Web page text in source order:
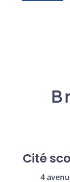
Cité
4